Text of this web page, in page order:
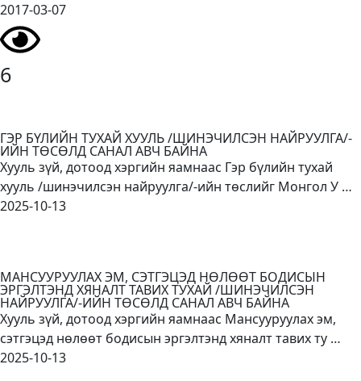
2017-03-07
6
ГЭР БҮЛИЙН ТУХАЙ ХУУЛЬ /ШИНЭЧИЛСЭН НАЙРУУЛГА/-
ИЙН ТӨСӨЛД САНАЛ АВЧ БАЙНА
Хууль зүй, дотоод хэргийн яамнаас Гэр бүлийн тухай
хууль /шинэчилсэн найруулга/-ийн төслийг Монгол У …
2025-10-13
МАНСУУРУУЛАХ ЭМ, СЭТГЭЦЭД НӨЛӨӨТ БОДИСЫН
ЭРГЭЛТЭНД ХЯНАЛТ ТАВИХ ТУХАЙ /ШИНЭЧИЛСЭН
НАЙРУУЛГА/-ИЙН ТӨСӨЛД САНАЛ АВЧ БАЙНА
Хууль зүй, дотоод хэргийн яамнаас Мансууруулах эм,
сэтгэцэд нөлөөт бодисын эргэлтэнд хяналт тавих ту …
2025-10-13